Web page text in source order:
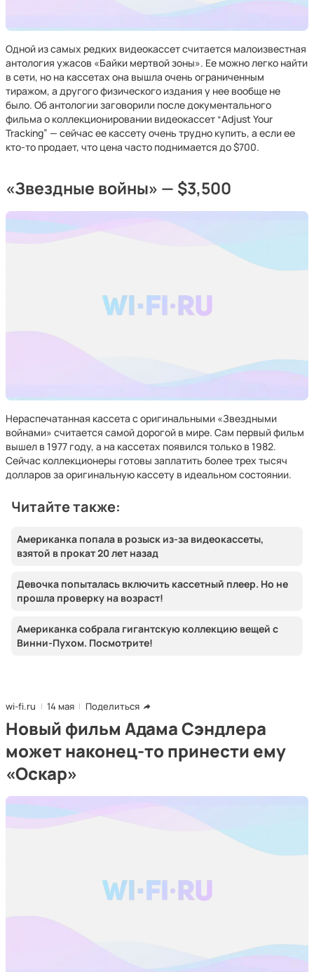
Одной из самых редких видеокассет считается малоизвестная
антология ужасов «Байки мертвой зоны». Ее можно легко найти
в сети, но на кассетах она вышла очень ограниченным
тиражом, а другого физического издания у нее вообще не
было. Об антологии заговорили после документального
фильма о коллекционировании видеокассет “Adjust Your
Tracking” — сейчас ее кассету очень трудно купить, а если ее
кто-то продает, что цена часто поднимается до $700.
«Звездные войны» — $3,500
Нераспечатанная кассета с оригинальными «Звездными
войнами» считается самой дорогой в мире. Сам первый фильм
вышел в 1977 году, а на кассетах появился только в 1982.
Сейчас коллекционеры готовы заплатить более трех тысяч
долларов за оригинальную кассету в идеальном состоянии.
Читайте также:
Американка попала в розыск из-за видеокассеты,
взятой в прокат 20 лет назад
Девочка попыталась включить кассетный плеер. Но не
прошла проверку на возраст!
Американка собрала гигантскую коллекцию вещей с
Винни-Пухом. Посмотрите!
wi-fi.ru 14 мая Поделиться
Новый фильм Адама Сэндлера
может наконец-то принести ему
«Оскар»